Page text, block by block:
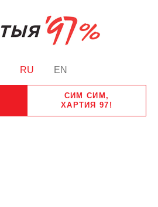
RU EN
СИМ СИМ,
ХАРТИЯ 97!